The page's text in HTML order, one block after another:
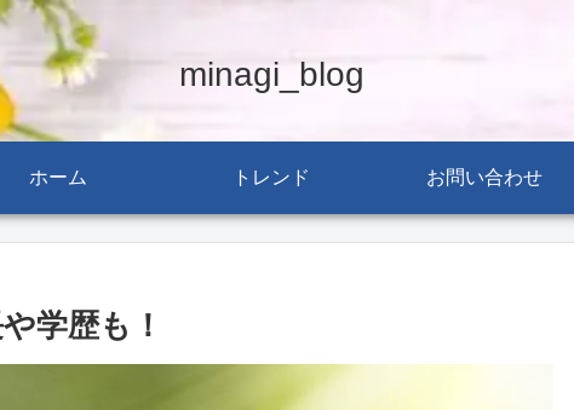
minagi_blog
ホーム トレンド お問い合わせ
学歴も！